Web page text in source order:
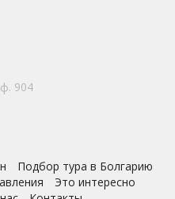
904
Подбор тура в Болгарию
Это интересно